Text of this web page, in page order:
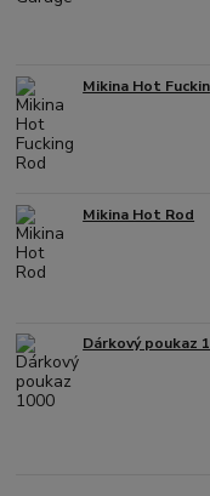
Mikina Hot
Mikina Hot Rod
Dárkový poukaz